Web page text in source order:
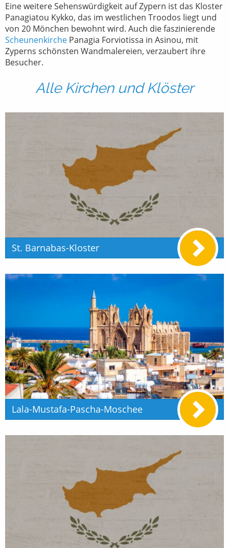
Eine weitere Sehenswürdigkeit auf Zypern ist das Kloster
Panagiatou Kykko, das im westlichen Troodos liegt und
von 20 Mönchen bewohnt wird. Auch die faszinierende
Scheunenkirche Panagia Forviotissa in Asinou, mit
Zyperns schönsten Wandmalereien, verzaubert ihre
Besucher.
Alle Kirchen und Klöster
St. Barnabas-Kloster
Lala-Mustafa-Pascha-Moschee